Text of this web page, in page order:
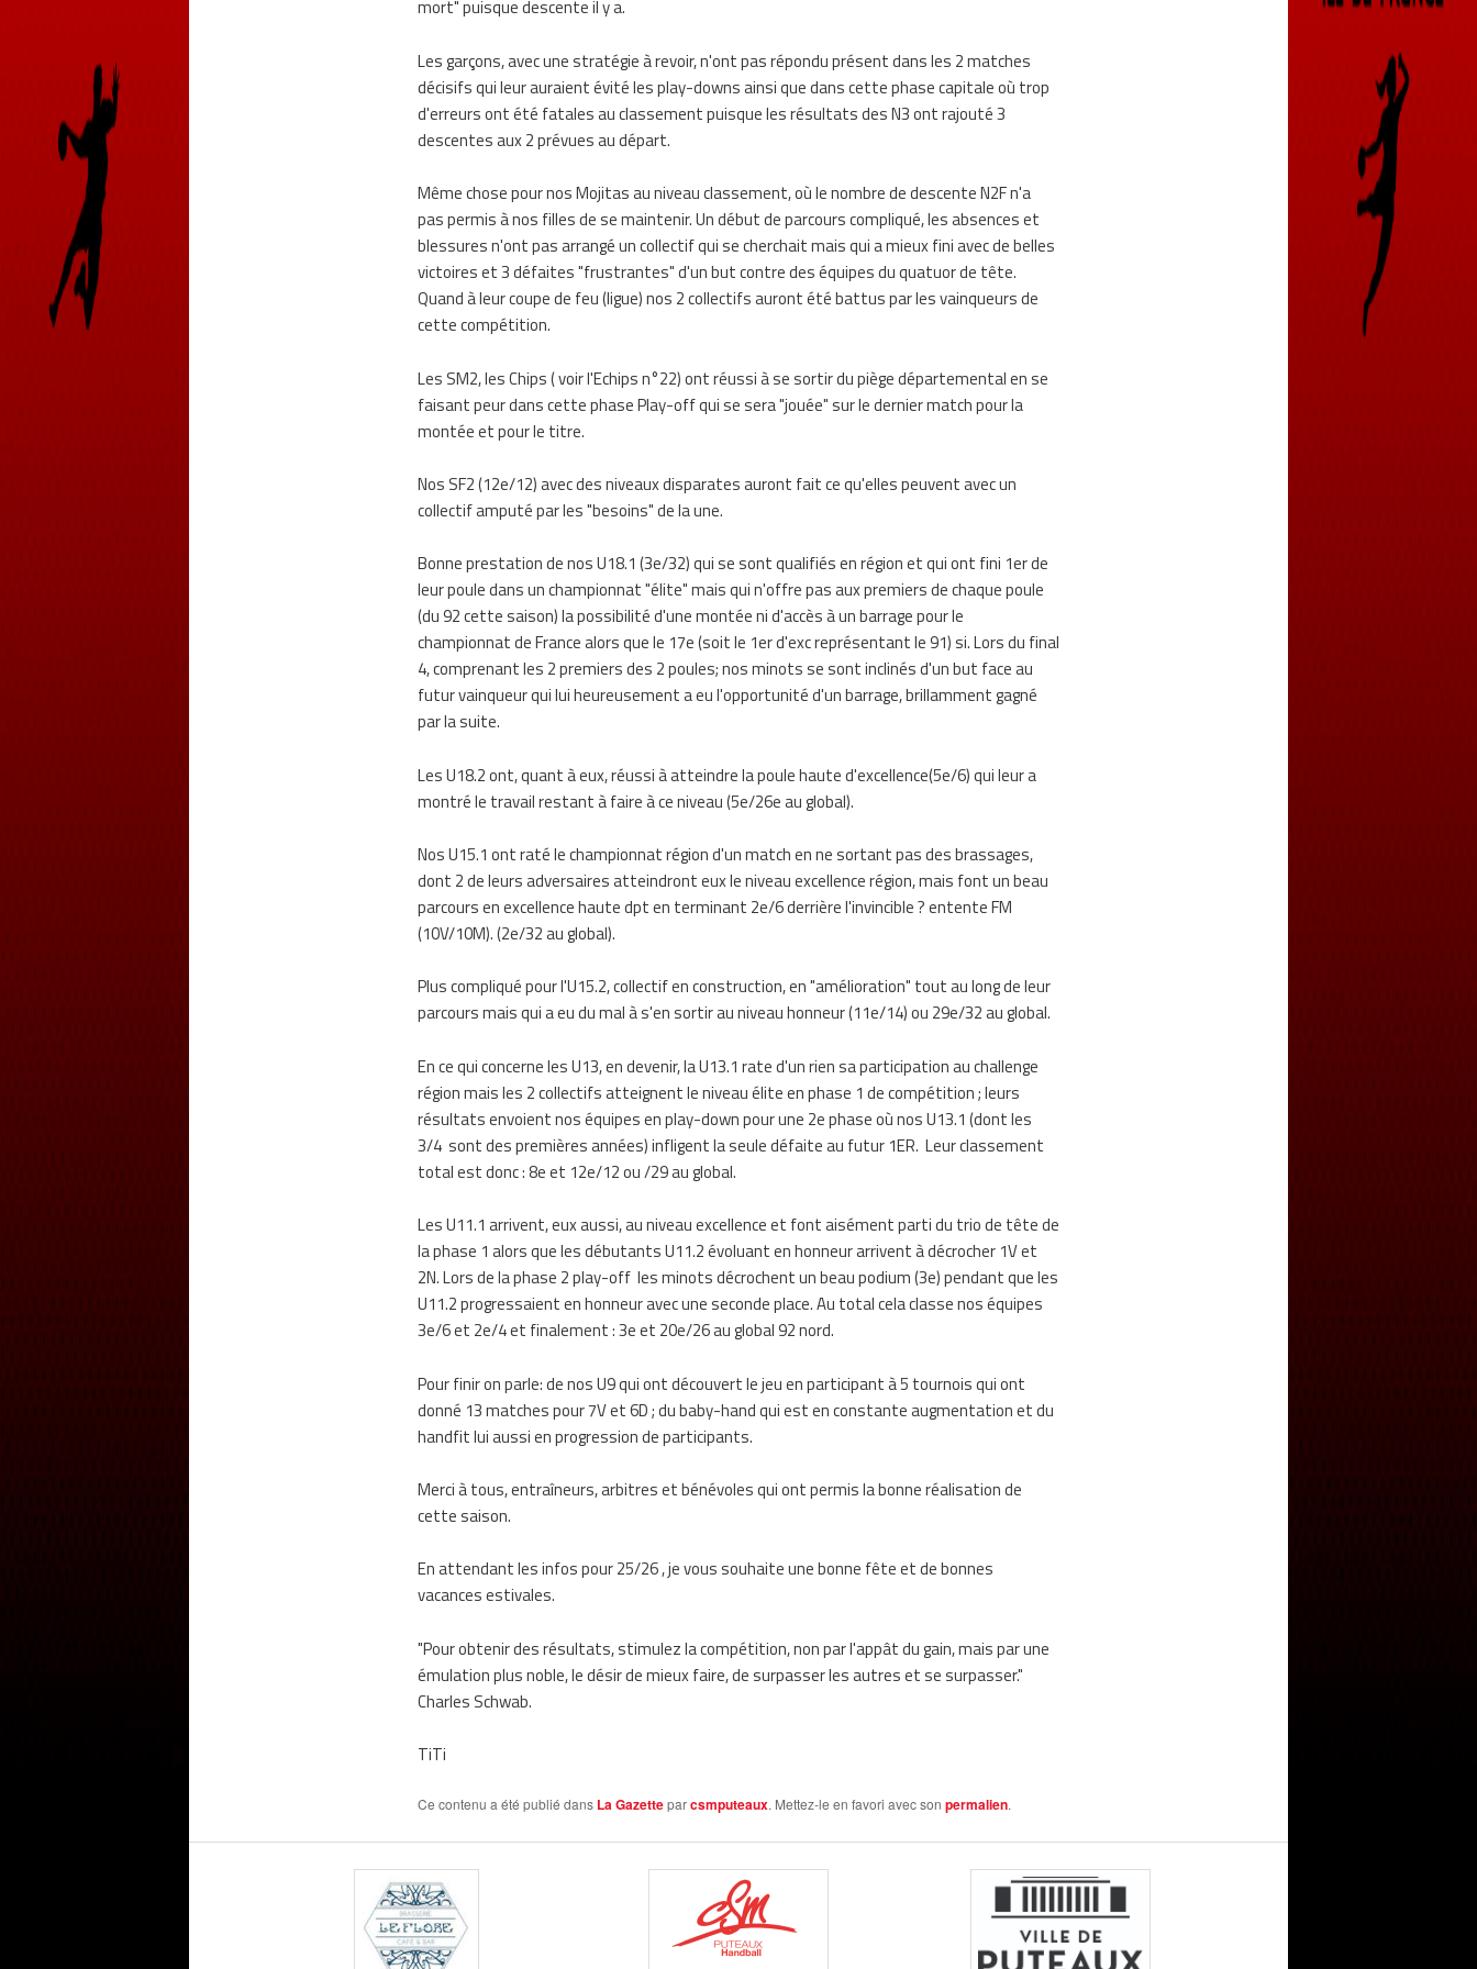
mort" puisque descente il y a.
Les garçons, avec une stratégie à revoir, n'ont pas répondu présent dans les 2 matches
décisifs qui leur auraient évité les play-downs ainsi que dans cette phase capitale où trop
d'erreurs ont été fatales au classement puisque les résultats des N3 ont rajouté 3
descentes aux 2 prévues au départ.
Même chose pour nos Mojitas au niveau classement, où le nombre de descente N2F n'a
pas permis à nos filles de se maintenir. Un début de parcours compliqué, les absences et
blessures n'ont pas arrangé un collectif qui se cherchait mais qui a mieux fini avec de belles
victoires et 3 défaites "frustrantes" d'un but contre des équipes du quatuor de tête.
Quand à leur coupe de feu (ligue) nos 2 collectifs auront été battus par les vainqueurs de
cette compétition.
Les SM2, les Chips ( voir l'Echips n°22) ont réussi à se sortir du piège départemental en se
faisant peur dans cette phase Play-off qui se sera "jouée" sur le dernier match pour la
montée et pour le titre.
Nos SF2 (12e/12) avec des niveaux disparates auront fait ce qu'elles peuvent avec un
collectif amputé par les "besoins" de la une.
Bonne prestation de nos U18.1 (3e/32) qui se sont qualifiés en région et qui ont fini 1er de
leur poule dans un championnat "élite" mais qui n'offre pas aux premiers de chaque poule
(du 92 cette saison) la possibilité d'une montée ni d'accès à un barrage pour le
championnat de France alors que le 17e (soit le 1er d'exc représentant le 91) si. Lors du final
4, comprenant les 2 premiers des 2 poules; nos minots se sont inclinés d'un but face au
futur vainqueur qui lui heureusement a eu l'opportunité d'un barrage, brillamment gagné
par la suite.
Les U18.2 ont, quant à eux, réussi à atteindre la poule haute d'excellence(5e/6) qui leur a
montré le travail restant à faire à ce niveau (5e/26e au global).
Nos U15.1 ont raté le championnat région d'un match en ne sortant pas des brassages,
dont 2 de leurs adversaires atteindront eux le niveau excellence région, mais font un beau
parcours en excellence haute dpt en terminant 2e/6 derrière l'invincible ? entente FM
(10V/10M). (2e/32 au global).
Plus compliqué pour l'U15.2, collectif en construction, en "amélioration" tout au long de leur
parcours mais qui a eu du mal à s'en sortir au niveau honneur (11e/14) ou 29e/32 au global.
En ce qui concerne les U13, en devenir, la U13.1 rate d'un rien sa participation au challenge
région mais les 2 collectifs atteignent le niveau élite en phase 1 de compétition ; leurs
résultats envoient nos équipes en play-down pour une 2e phase où nos U13.1 (dont les
3/4 sont des premières années) infligent la seule défaite au futur 1ER. Leur classement
total est donc : 8e et 12e/12 ou /29 au global.
Les U11.1 arrivent, eux aussi, au niveau excellence et font aisément parti du trio de tête de
la phase 1 alors que les débutants U11.2 évoluant en honneur arrivent à décrocher 1V et
2N. Lors de la phase 2 play-off les minots décrochent un beau podium (3e) pendant que les
U11.2 progressaient en honneur avec une seconde place. Au total cela classe nos équipes
3e/6 et 2e/4 et finalement : 3e et 20e/26 au global 92 nord.
Pour finir on parle: de nos U9 qui ont découvert le jeu en participant à 5 tournois qui ont
donné 13 matches pour 7V et 6D ; du baby-hand qui est en constante augmentation et du
handfit lui aussi en progression de participants.
Merci à tous, entraîneurs, arbitres et bénévoles qui ont permis la bonne réalisation de
cette saison.
En attendant les infos pour 25/26 , je vous souhaite une bonne fête et de bonnes
vacances estivales.
"Pour obtenir des résultats, stimulez la compétition, non par l'appât du gain, mais par une
émulation plus noble, le désir de mieux faire, de surpasser les autres et se surpasser."
Charles Schwab.
TiTi
Ce contenu a été publié dans La Gazetteparcsmputeaux. Mettez-le en favori avec son permalien.